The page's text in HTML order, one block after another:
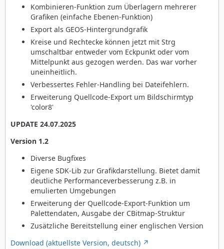
Kombinieren-Funktion zum Überlagern mehrerer
Grafiken (einfache Ebenen-Funktion)
Export als GEOS-Hintergrundgrafik
Kreise und Rechtecke können jetzt mit Strg
umschaltbar entweder vom Eckpunkt oder vom
Mittelpunkt aus gezogen werden. Das war vorher
uneinheitlich.
Verbessertes Fehler-Handling bei Dateifehlern.
Erweiterung Quellcode-Export um Bildschirmtyp
'color8'
UPDATE 24.07.2025
Version 1.2
Diverse Bugfixes
Eigene SDK-Lib zur Grafikdarstellung. Bietet damit
deutliche Performanceverbesserung z.B. in
emulierten Umgebungen
Erweiterung der Quellcode-Export-Funktion um
Palettendaten, Ausgabe der CBitmap-Struktur
Zusätzliche Bereitstellung einer englischen Version
Download (aktuellste Version, deutsch)